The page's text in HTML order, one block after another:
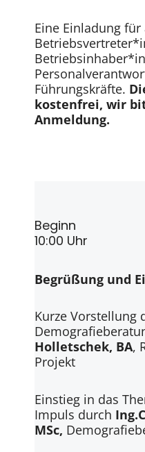
Eine Einladung
Führungskräfte.
kostenfrei, wir
Anmeldung.
Beginn
10:00 Uhr
Begrüßung und
Kurze Vorstellung
Holletschek, BA,
Projekt
Einstieg in das
Impuls durch Ing.
MSc,